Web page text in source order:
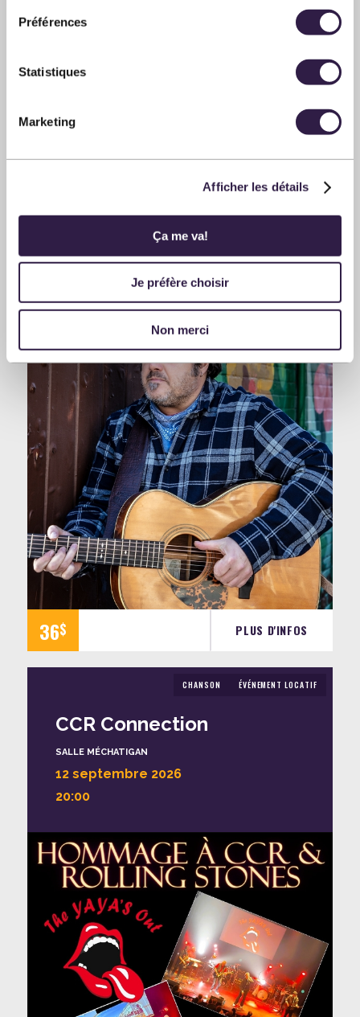
Préférences
Statistiques
Marketing
Afficher les détails
Ça me va!
Je préfère choisir
Non merci
CHANSON
11 septembre 2026
20:00
36$ PLUS D'INFOS
CHANSON ÉVÉNEMENT LOCATIF
CCR Connection
SALLE MÉCHATIGAN
12 septembre 2026
20:00